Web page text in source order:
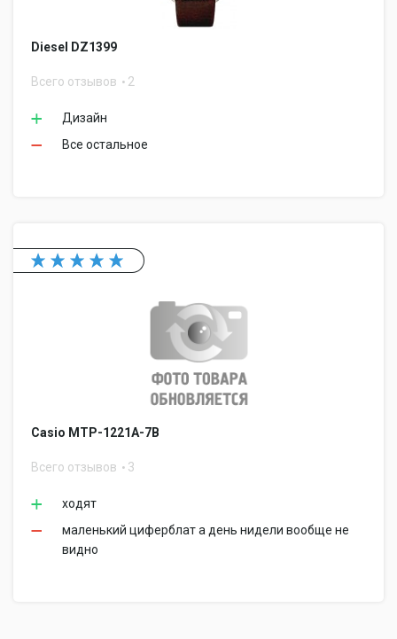
Diesel DZ1399
Всего отзывов 2
Дизайн
Все остальное
Casio MTP-1221A-7B
Всего отзывов 3
ходят
маленький циферблат а день нидели вообще не
видно